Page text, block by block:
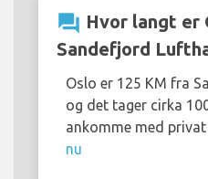
question_answer Hvor langt er
Sandefjord
Oslo er 125 KM fra
og det tager cirka
ankomme med
nu